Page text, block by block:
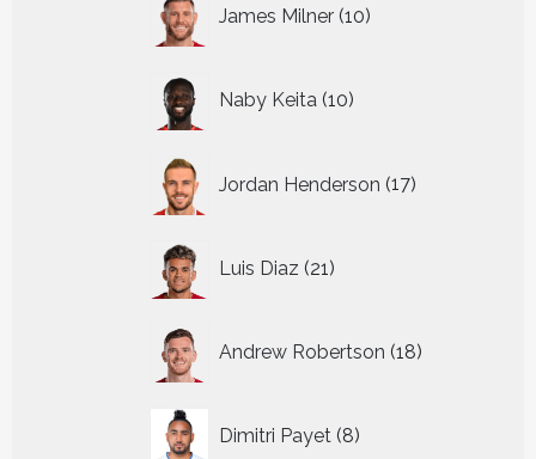
James Milner 10
producten
Naby Keita 10
producten
Jordan Henderson 17
producten
Luis Diaz 21
producten
Andrew Robertson 18
producten
Dimitri Payet 8
producten